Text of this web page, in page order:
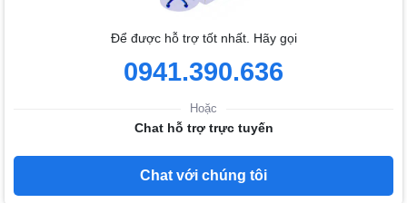
Để được hỗ trợ tốt nhất. Hãy gọi
0941.390.636
Hoặc
Chat hỗ trợ trực tuyến
Chat với chúng tôi